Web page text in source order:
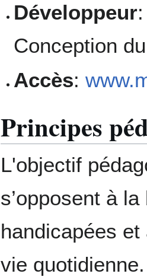
Développeur
Conception
Accès:
Principes
L'objectif
s’opposent à
handicapées
vie